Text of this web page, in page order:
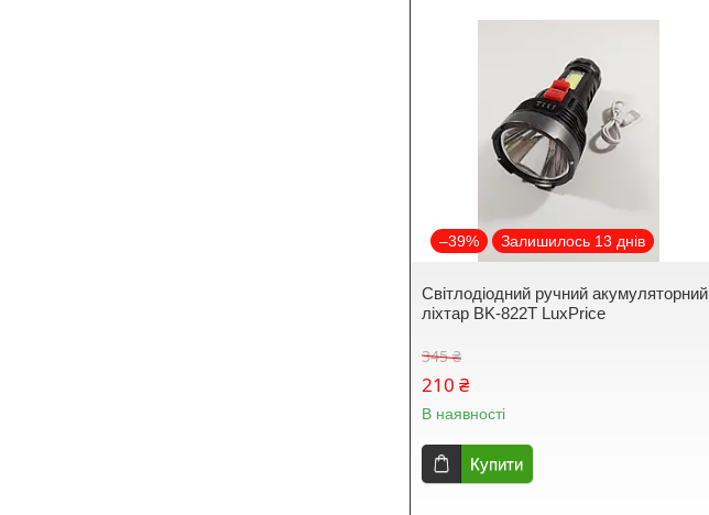
–39% Залишилось 13 днів
Світлодіодний ручний акумуляторний
ліхтар BK-822T LuxPrice
345 ₴
210 ₴
В наявності
Купити